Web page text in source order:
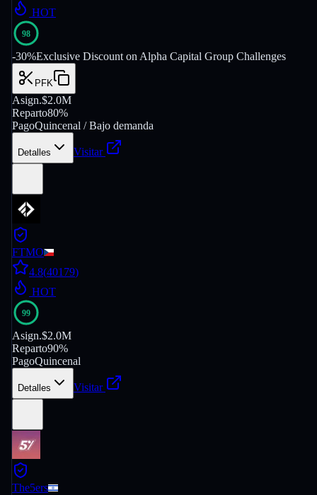
HOT
98
-30%Exclusive Discount on Alpha Capital Group Challenges
PFK
Asign.$2.0M
Reparto80%
PagoQuincenal / Bajo demanda
Detalles Visitar
FTMO
4.8(40179)
HOT
99
Asign.$2.0M
Reparto90%
PagoQuincenal
Detalles Visitar
The5ers